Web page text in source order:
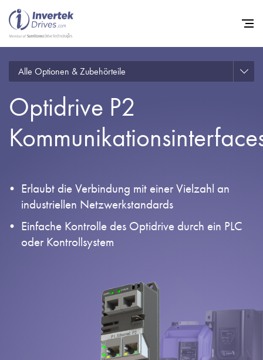
Alle Optionen & Zubehörteile
Optidrive P2
Erlaubt die Verbindung mit einer Vielzahl an
industriellen Netzwerkstandards
Einfache Kontrolle des Optidrive durch ein PLC
oder Kontrollsystem
Startseite
Support
Karriere
Unternehmen
Einloggen